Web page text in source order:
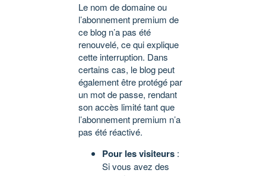
Le nom de domaine ou
l’abonnement premium de
ce blog n’a pas été
renouvelé, ce qui explique
cette interruption. Dans
certains cas, le blog peut
également être protégé par
un mot de passe, rendant
son accès limité tant que
l’abonnement premium n’a
pas été réactivé.
Pour les visiteurs :
Si vous avez des